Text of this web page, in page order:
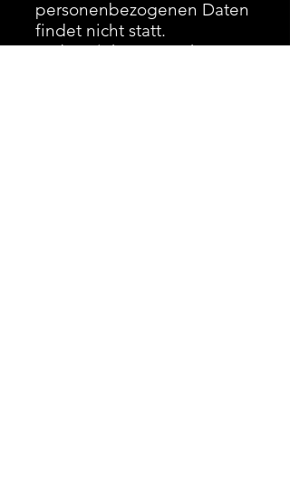
personenbezogenen Daten
findet nicht statt.
Jederzeit kann von Ihnen